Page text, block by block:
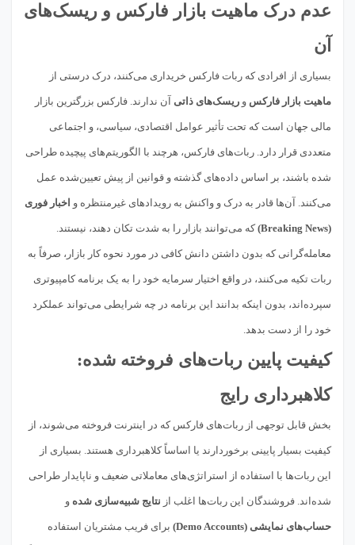
عدم درک ماهیت بازار فارکس و ریسک‌های
آن
بسیاری از افرادی که ربات فارکس خریداری می‌کنند، درک درستی از
ماهیت بازار فارکس و ریسک‌های ذاتی آن ندارند. فارکس بزرگترین بازار
مالی جهان است که تحت تأثیر عوامل اقتصادی، سیاسی، و اجتماعی
متعددی قرار دارد. ربات‌های فارکس، هرچند با الگوریتم‌های پیچیده طراحی
شده باشند، بر اساس داده‌های گذشته و قوانین از پیش تعیین‌شده عمل
می‌کنند. آن‌ها قادر به درک و واکنش به رویدادهای غیرمنتظره و اخبار فوری
(Breaking News) که می‌توانند بازار را به شدت تکان دهند، نیستند.
معامله‌گرانی که بدون داشتن دانش کافی در مورد نحوه کار بازار، صرفاً به
ربات تکیه می‌کنند، در واقع اختیار سرمایه خود را به یک برنامه کامپیوتری
سپرده‌اند، بدون اینکه بدانند این برنامه در چه شرایطی می‌تواند عملکرد
خود را از دست بدهد.
کیفیت پایین ربات‌های فروخته شده:
کلاهبرداری رایج
بخش قابل توجهی از ربات‌های فارکس که در اینترنت فروخته می‌شوند، از
کیفیت بسیار پایینی برخوردارند یا اساساً کلاهبرداری هستند. بسیاری از
این ربات‌ها با استفاده از استراتژی‌های معاملاتی ضعیف و ناپایدار طراحی
شده‌اند. فروشندگان این ربات‌ها اغلب از نتایج شبیه‌سازی شده و
حساب‌های نمایشی (Demo Accounts) برای فریب مشتریان استفاده